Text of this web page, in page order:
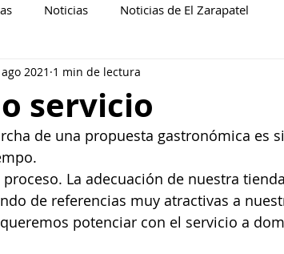
Noticias Noticias de El Zarapatel
servicio
2021 1 min de lectura
de una propuesta gastronómica es
proceso. La adecuación de nuestra
de referencias muy atractivas a
potenciar con el servicio a